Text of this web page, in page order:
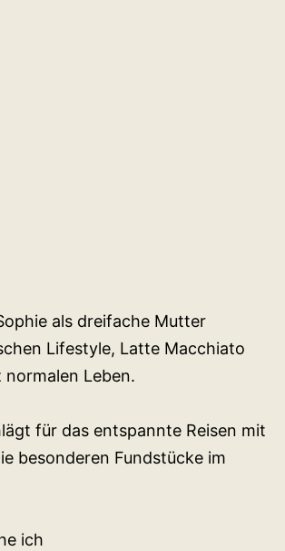
als dreifache Mutter
Lifestyle, Latte Macchiato
normalen Leben.
für das entspannte Reisen mit
besonderen Fundstücke im
ich